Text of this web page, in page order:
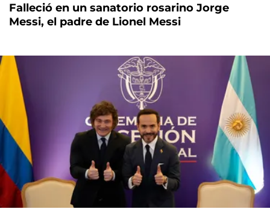
Falleció en un sanatorio rosarino Jorge
Messi, el padre de Lionel Messi